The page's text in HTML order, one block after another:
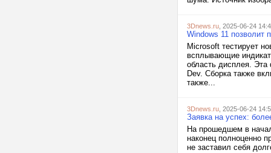
3Dnews.ru , 2025-06-24
Windows 11 позволит
Microsoft тестирует
всплывающие
область дисплея. Эта
Dev. Сборка также
также...
3Dnews.ru , 2025-06-24
Заявка на успех:
На прошедшем в
наконец полноценно
не заставил себя